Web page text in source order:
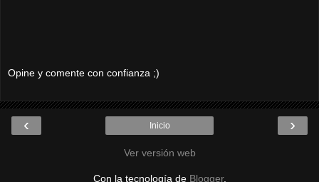
Opine y comente con confianza ;)
‹ ›
Inicio
Ver versión web
Con la tecnología de Blogger.